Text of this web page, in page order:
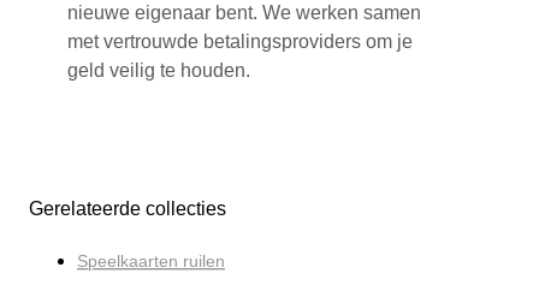
nieuwe eigenaar bent. We werken samen
met vertrouwde betalingsproviders om je
geld veilig te houden.
Gerelateerde collecties
Speelkaarten ruilen